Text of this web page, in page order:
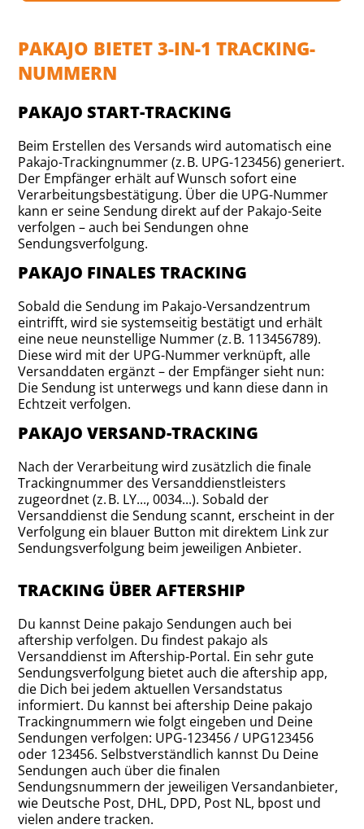
PAKAJO BIETET 3-IN-1 TRACKING-
NUMMERN
PAKAJO START-TRACKING
Beim Erstellen des Versands wird automatisch eine
Pakajo-Trackingnummer (z. B. UPG-123456) generiert.
Der Empfänger erhält auf Wunsch sofort eine
Verarbeitungsbestätigung. Über die UPG-Nummer
kann er seine Sendung direkt auf der Pakajo-Seite
verfolgen – auch bei Sendungen ohne
Sendungsverfolgung.
PAKAJO FINALES TRACKING
Sobald die Sendung im Pakajo-Versandzentrum
eintrifft, wird sie systemseitig bestätigt und erhält
eine neue neunstellige Nummer (z. B. 113456789).
Diese wird mit der UPG-Nummer verknüpft, alle
Versanddaten ergänzt – der Empfänger sieht nun:
Die Sendung ist unterwegs und kann diese dann in
Echtzeit verfolgen.
PAKAJO VERSAND-TRACKING
Nach der Verarbeitung wird zusätzlich die finale
Trackingnummer des Versanddienstleisters
zugeordnet (z. B. LY..., 0034...). Sobald der
Versanddienst die Sendung scannt, erscheint in der
Verfolgung ein blauer Button mit direktem Link zur
Sendungsverfolgung beim jeweiligen Anbieter.
TRACKING ÜBER AFTERSHIP
Du kannst Deine pakajo Sendungen auch bei
aftership verfolgen. Du findest pakajo als
Versanddienst im Aftership-Portal. Ein sehr gute
Sendungsverfolgung bietet auch die aftership app,
die Dich bei jedem aktuellen Versandstatus
informiert. Du kannst bei aftership Deine pakajo
Trackingnummern wie folgt eingeben und Deine
Sendungen verfolgen: UPG-123456 / UPG123456
oder 123456. Selbstverständlich kannst Du Deine
Sendungen auch über die finalen
Sendungsnummern der jeweiligen Versandanbieter,
wie Deutsche Post, DHL, DPD, Post NL, bpost und
vielen andere tracken.